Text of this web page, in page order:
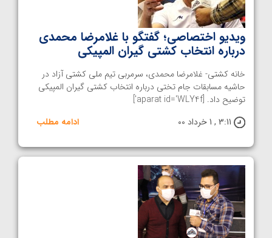
ویدیو اختصاصی؛ گفتگو با غلامرضا محمدی
درباره انتخاب کشتی گیران المپیکی
خانه کشتی- غلامرضا محمدی، سرمربی تیم ملی کشتی آزاد در
حاشیه مسابقات جام تختی درباره انتخاب کشتی گیران المپیکی
توضیح داد. [aparat id='WLY4f']
3:11 , 1 خرداد 00
ادامه مطلب